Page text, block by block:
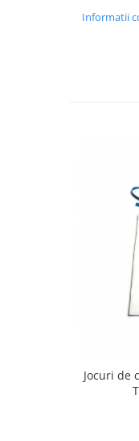
Informatii
Jocuri de